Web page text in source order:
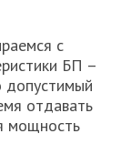
с
БП –
допустимый
отдавать
мощность